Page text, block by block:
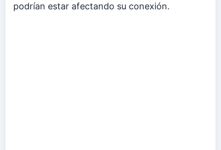
podrían estar afectando su conexión.